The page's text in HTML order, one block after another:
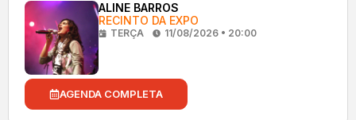
ALINE BARROS
RECINTO DA EXPO
TERÇA 11/08/2026 • 20:00
AGENDA COMPLETA